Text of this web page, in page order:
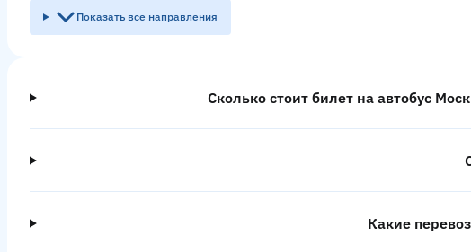
Показать все направления
Сколько стоит билет на автобус
Какие